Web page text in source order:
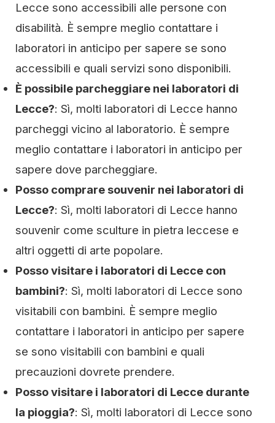
Lecce sono accessibili alle persone con
disabilità. È sempre meglio contattare i
laboratori in anticipo per sapere se sono
accessibili e quali servizi sono disponibili.
È possibile parcheggiare nei laboratori di
Lecce?: Sì, molti laboratori di Lecce hanno
parcheggi vicino al laboratorio. È sempre
meglio contattare i laboratori in anticipo per
sapere dove parcheggiare.
Posso comprare souvenir nei laboratori di
Lecce?: Sì, molti laboratori di Lecce hanno
souvenir come sculture in pietra leccese e
altri oggetti di arte popolare.
Posso visitare i laboratori di Lecce con
bambini?: Sì, molti laboratori di Lecce sono
visitabili con bambini. È sempre meglio
contattare i laboratori in anticipo per sapere
se sono visitabili con bambini e quali
precauzioni dovrete prendere.
Posso visitare i laboratori di Lecce durante
la pioggia?: Sì, molti laboratori di Lecce sono